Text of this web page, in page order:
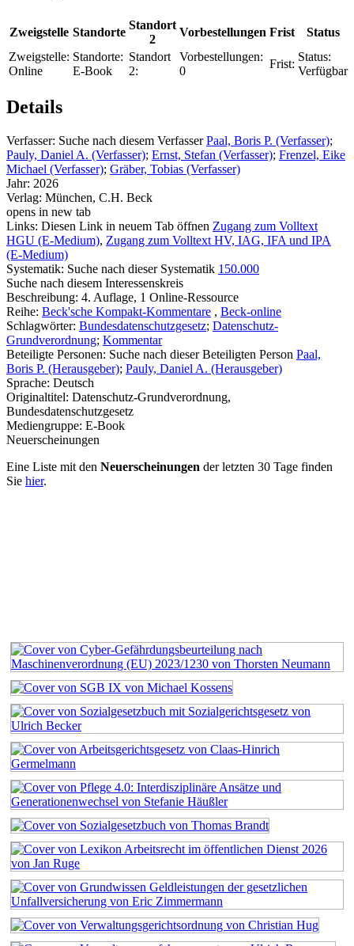
Zweigstelle Standorte
Standort
2
Vorbestellungen Frist
Status
Zweigstelle:
Online
Standorte:
E-Book
Standort
2:
Vorbestellungen:
0
Frist:
Status:
Verfügbar
Details
Verfasser: Suche nach diesem Verfasser Paal, Boris P. (Verfasser);
Pauly, Daniel A. (Verfasser); Ernst, Stefan (Verfasser); Frenzel, Eike
Michael (Verfasser); Gräber, Tobias (Verfasser)
Jahr: 2026
Verlag: München, C.H. Beck
opens in new tab
Links: Diesen Link in neuem Tab öffnen Zugang zum Volltext
HGU (E-Medium), Zugang zum Volltext HV, IAG, IFA und IPA
(E-Medium)
Systematik: Suche nach dieser Systematik 150.000
Suche nach diesem Interessenskreis
Beschreibung: 4. Auflage, 1 Online-Ressource
Reihe: Beck'sche Kompakt-Kommentare , Beck-online
Schlagwörter: Bundesdatenschutzgesetz; Datenschutz-
Grundverordnung; Kommentar
Beteiligte Personen: Suche nach dieser Beteiligten Person Paal,
Boris P. (Herausgeber); Pauly, Daniel A. (Herausgeber)
Sprache: Deutsch
Originaltitel: Datenschutz-Grundverordnung,
Bundesdatenschutzgesetz
Mediengruppe: E-Book
Neuerscheinungen
Eine Liste mit den Neuerscheinungen der letzten 30 Tage finden
Sie hier.